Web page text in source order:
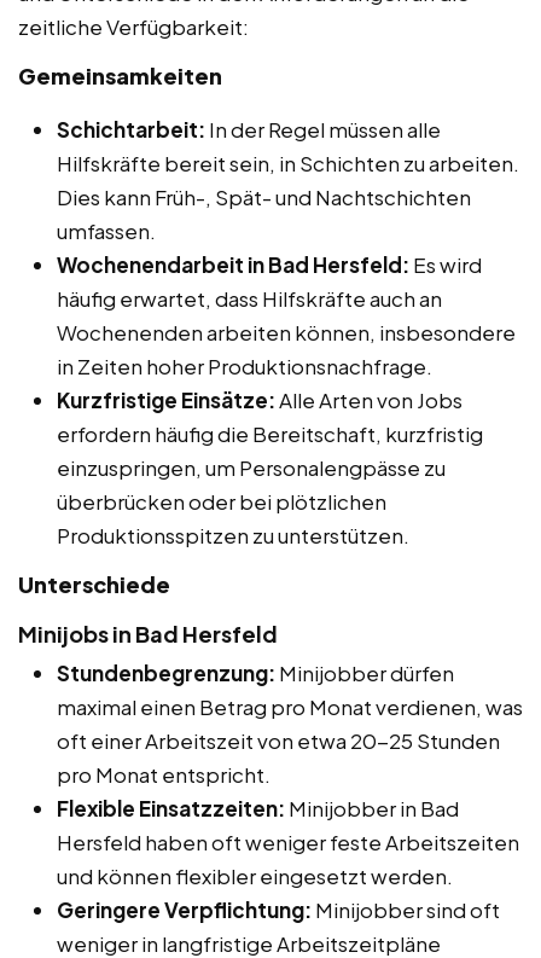
zeitliche Verfügbarkeit:
Gemeinsamkeiten
Schichtarbeit: In der Regel müssen alle
Hilfskräfte bereit sein, in Schichten zu arbeiten.
Dies kann Früh-, Spät- und Nachtschichten
umfassen.
Wochenendarbeit in Bad Hersfeld: Es wird
häufig erwartet, dass Hilfskräfte auch an
Wochenenden arbeiten können, insbesondere
in Zeiten hoher Produktionsnachfrage.
Kurzfristige Einsätze:Alle Arten von Jobs
erfordern häufig die Bereitschaft, kurzfristig
einzuspringen, um Personalengpässe zu
überbrücken oder bei plötzlichen
Produktionsspitzen zu unterstützen.
Unterschiede
Minijobs in Bad Hersfeld
Stundenbegrenzung: Minijobber dürfen
maximal einen Betrag pro Monat verdienen, was
oft einer Arbeitszeit von etwa 20-25 Stunden
pro Monat entspricht.
Flexible Einsatzzeiten: Minijobber in Bad
Hersfeld haben oft weniger feste Arbeitszeiten
und können flexibler eingesetzt werden.
Geringere Verpflichtung: Minijobber sind oft
weniger in langfristige Arbeitszeitpläne